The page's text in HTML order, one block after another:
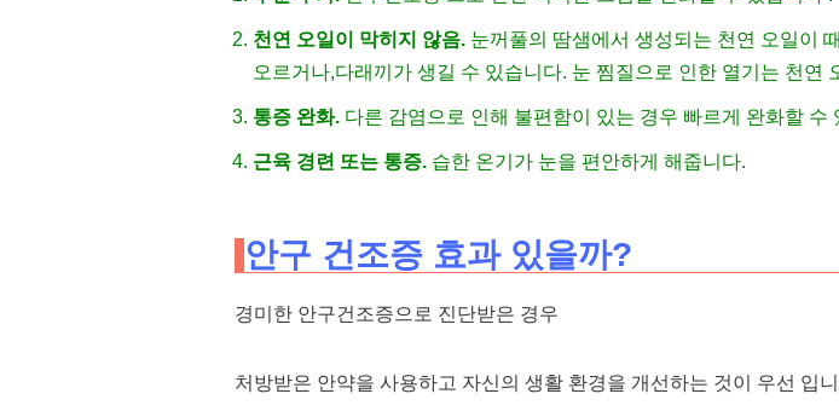
천연 오일이 막히지 않음. 눈꺼풀의 땀샘에서 생성되는 천연 오일이
오르거나,다래끼가 생길 수 있습니다. 눈 찜질으로 인한 열기는 천연
통증 완화. 다른 감염으로 인해 불편함이 있는 경우 빠르게 완화할 수
근육 경련 또는 통증. 습한 온기가 눈을 편안하게 해줍니다.
안구 건조증 효과 있을까?
경미한 안구건조증으로 진단받은 경우
처방받은 안약을 사용하고 자신의 생활 환경을 개선하는 것이 우선 입